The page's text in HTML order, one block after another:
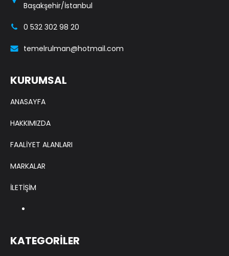
Başakşehir/İstanbul
0 532 302 98 20
temelrulman@hotmail.com
KURUMSAL
ANASAYFA
HAKKIMIZDA
FAALİYET ALANLARI
MARKALAR
İLETİŞİM
KATEGORİLER